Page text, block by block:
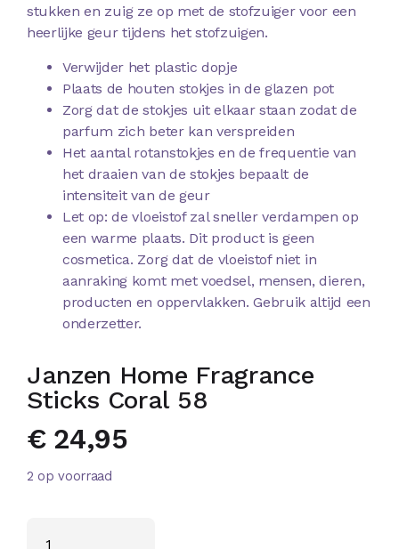
stukken en zuig ze op met de stofzuiger voor een
heerlijke geur tijdens het stofzuigen.
Verwijder het plastic dopje
Plaats de houten stokjes in de glazen pot
Zorg dat de stokjes uit elkaar staan zodat de
parfum zich beter kan verspreiden
Het aantal rotanstokjes en de frequentie van
het draaien van de stokjes bepaalt de
intensiteit van de geur
Let op: de vloeistof zal sneller verdampen op
een warme plaats. Dit product is geen
cosmetica. Zorg dat de vloeistof niet in
aanraking komt met voedsel, mensen, dieren,
producten en oppervlakken. Gebruik altijd een
onderzetter.
Janzen Home Fragrance
Sticks Coral 58
€24,95
2 op voorraad